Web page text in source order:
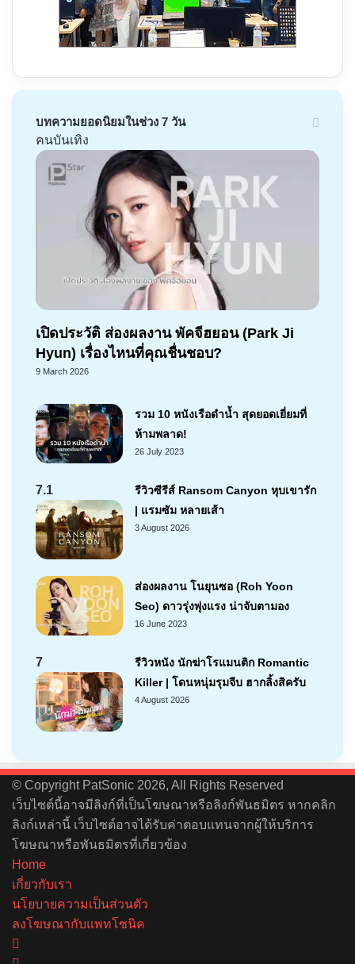
บทความยอดนิยมในช่วง 7 วัน
คนบันเทิง
เปิดประวัติ ส่องผลงาน พัคจีฮยอน (Park Ji
Hyun) เรื่องไหนที่คุณชื่นชอบ?
9 March 2026
รวม 10 หนังเรือดำน้ำ สุดยอดเยี่ยมที่
ห้ามพลาด!
26 July 2023
7.1
รีวิวซีรีส์ Ransom Canyon หุบเขารัก
| แรมซัม หลายเส้า
3 August 2026
ส่องผลงาน โนยุนซอ (Roh Yoon
Seo) ดาวรุ่งพุ่งแรง น่าจับตามอง
16 June 2023
7
รีวิวหนัง นักฆ่าโรแมนติก Romantic
Killer | โดนหนุ่มรุมจีบ ฮากลิ้งสิครับ
4 August 2026
© Copyright PatSonic 2026, All Rights Reserved
เว็บไซต์นี้อาจมีลิงก์ที่เป็นโฆษณาหรือลิงก์พันธมิตร หากคลิก
ลิงก์เหล่านี้ เว็บไซต์อาจได้รับค่าตอบแทนจากผู้ให้บริการ
โฆษณาหรือพันธมิตรที่เกี่ยวข้อง
Home
เกี่ยวกับเรา
นโยบายความเป็นส่วนตัว
ลงโฆษณากับแพทโซนิค